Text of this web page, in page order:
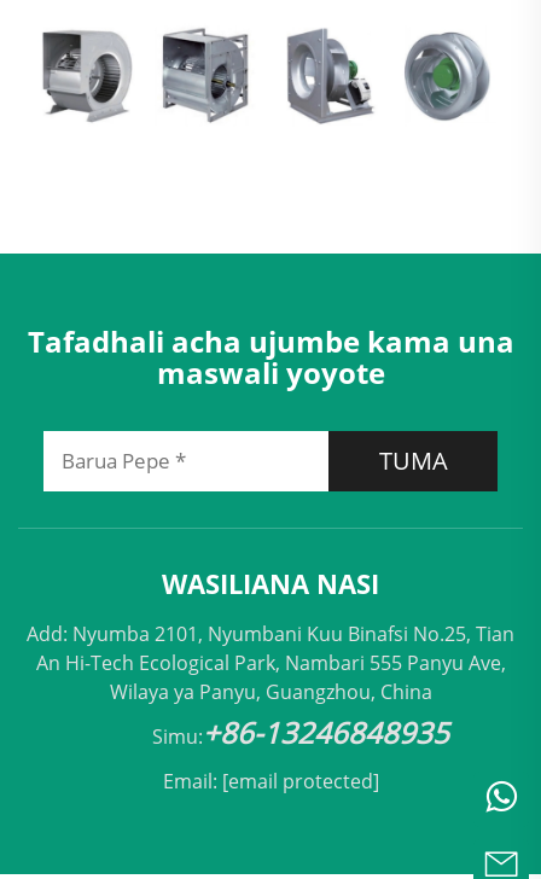
Tafadhali acha ujumbe kama una
maswali yoyote
TUMA
WASILIANA NASI
Add: Nyumba 2101, Nyumbani Kuu Binafsi No.25, Tian
An Hi-Tech Ecological Park, Nambari 555 Panyu Ave,
Wilaya ya Panyu, Guangzhou, China
Simu:+86-13246848935
Email: [email protected]